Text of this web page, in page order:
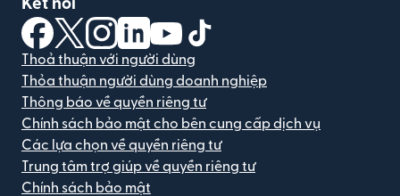
Kết nối
(mở trong cửa sổ mới)
(mở trong cửa sổ mới)
(mở trong cửa sổ mới)
(mở trong cửa sổ mới)
(mở trong cửa sổ mới)
Thoả thuận với người dùng
Thỏa thuận người dùng doanh nghiệp
Thông báo về quyền riêng tư
Chính sách bảo mật cho bên cung cấp dịch vụ
Các lựa chọn về quyền riêng tư
Trung tâm trợ giúp về quyền riêng tư
Chính sách bảo mật